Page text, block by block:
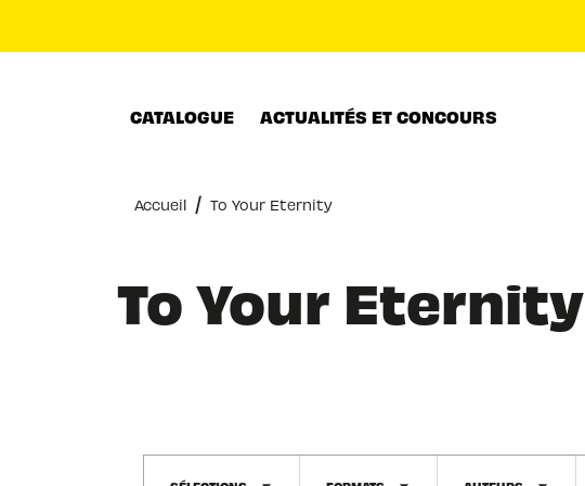
CATALOGUE ACTUALITÉS ET CONCOURS
Accueil / To Your Eternity
To Your Eternity